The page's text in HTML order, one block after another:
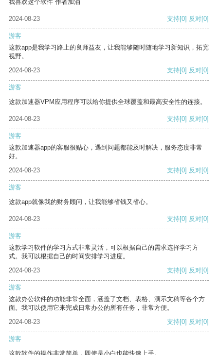
我喜欢这个软件 作者加油
2024-08-23 支持[0] 反对[0]
游客
这款app是我学习路上的良师益友，让我能够随时随地学习新知识，拓宽
视野。
2024-08-23
支持[0] 反对[0]
游客
这款加速器VPM应用程序可以给你提供全球覆盖和最高安全性的连接。
2024-08-23 支持[0] 反对[0]
游客
这款加速器app的客服很贴心，遇到问题都能及时解决，服务态度非常
好。
2024-08-23
支持[0] 反对[0]
游客
这款app就像我的财务顾问，让我能够省钱又省心。
2024-08-23 支持[0] 反对[0]
游客
这款学习软件的学习方式非常灵活，可以根据自己的需求选择学习方
式。我可以根据自己的时间安排学习进度。
2024-08-23
支持[0] 反对[0]
游客
这款办公软件的功能非常全面，涵盖了文档、表格、演示文稿等各个方
面。我可以使用它来完成日常办公的所有任务，非常方便。
2024-08-23
支持[0] 反对[0]
游客
这款软件的操作非常简单，即使是小白也能快速上手。